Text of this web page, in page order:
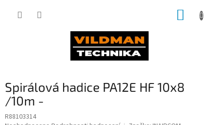
Spirálová hadice PA12E HF 10x8
/10m -
R88103314